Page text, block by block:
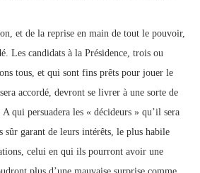
et de la reprise en main de tout le pouvoir,
Les candidats à la Présidence, trois ou
tous, et qui sont fins prêts pour jouer le
accordé, devront se livrer à une sorte de
qui persuadera les « décideurs » qu’il sera
garant de leurs intérêts, le plus habile
celui en qui ils pourront avoir une